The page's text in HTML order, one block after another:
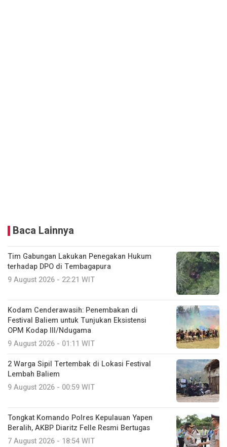
Baca Lainnya
Tim Gabungan Lakukan Penegakan Hukum
terhadap DPO di Tembagapura
9 August 2026 - 22:21 WIT
Kodam Cenderawasih: Penembakan di
Festival Baliem untuk Tunjukan Eksistensi
OPM Kodap III/Ndugama
9 August 2026 - 01:11 WIT
2 Warga Sipil Tertembak di Lokasi Festival
Lembah Baliem
9 August 2026 - 00:59 WIT
Tongkat Komando Polres Kepulauan Yapen
Beralih, AKBP Diaritz Felle Resmi Bertugas
7 August 2026 - 18:54 WIT